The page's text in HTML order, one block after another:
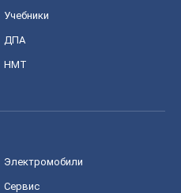
Учебники
ДПА
НМТ
Электромобили
Сервис